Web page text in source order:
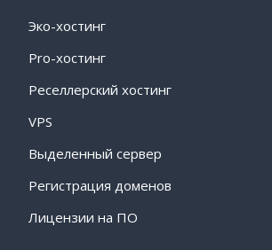
Эко-хостинг
Pro-хостинг
Реселлерский хостинг
VPS
Выделенный сервер
Регистрация доменов
Лицензии на ПО